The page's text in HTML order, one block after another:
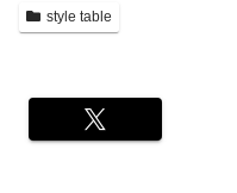
style table